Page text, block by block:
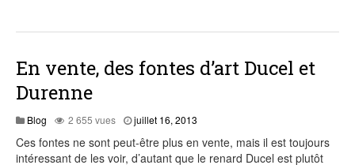
En vente, des fontes d’art Ducel et
Durenne
Blog 2 655 vues juillet 16, 2013
2015
Ces fontes ne sont peut-être plus en vente, mais il est toujours
intéressant de les voir, d’autant que le renard Ducel est plutôt